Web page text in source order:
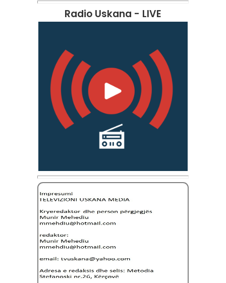
Radio Uskana - LIVE